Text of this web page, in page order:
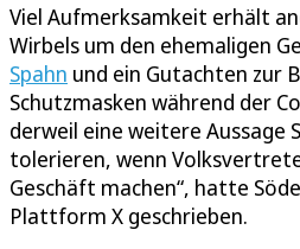
Viel Aufmerksamkeit erhält
Wirbels um den ehemaligen
Spahn und ein Gutachten zur
Schutzmasken während der
derweil eine weitere Aussage
tolerieren, wenn
Geschäft machen“, hatte
Plattform X geschrieben.